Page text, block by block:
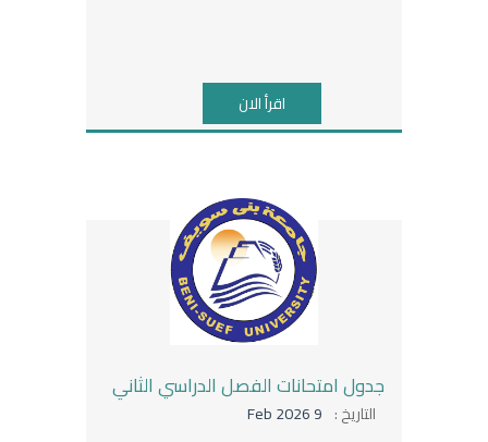
اقرأ الان
جدول امتحانات الفصل الدراسي الثاني
التاريخ : 9 Feb 2026